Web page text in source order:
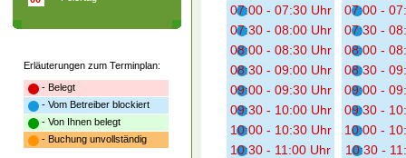
Erläuterungen zum Terminplan:
- Belegt
- Vom Betreiber blockiert
- Von Ihnen belegt
- Buchung unvollständig
07:00 - 07:30 Uhr
07:30 - 08:00 Uhr
08:00 - 08:30 Uhr
08:30 - 09:00 Uhr
09:00 - 09:30 Uhr
09:30 - 10:00 Uhr
10:00 - 10:30 Uhr
10:30 - 11:00 Uhr
07:00 -
07:30 -
08:00 -
08:30 -
09:00 -
09:30 -
10:00 -
10:30 -